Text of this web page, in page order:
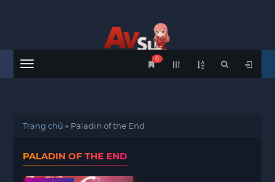
Menu
0
Trang chủ » Paladin of the End
PALADIN OF THE END